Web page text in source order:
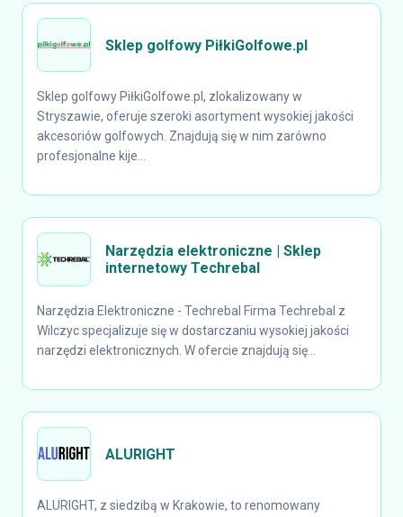
Sklep golfowy PiłkiGolfowe.pl
Sklep golfowy PiłkiGolfowe.pl, zlokalizowany w
Stryszawie, oferuje szeroki asortyment wysokiej jakości
akcesoriów golfowych. Znajdują się w nim zarówno
profesjonalne kije...
Narzędzia elektroniczne | Sklep
internetowy Techrebal
Narzędzia Elektroniczne - Techrebal Firma Techrebal z
Wilczyc specjalizuje się w dostarczaniu wysokiej jakości
narzędzi elektronicznych. W ofercie znajdują się...
ALURIGHT
ALURIGHT, z siedzibą w Krakowie, to renomowany